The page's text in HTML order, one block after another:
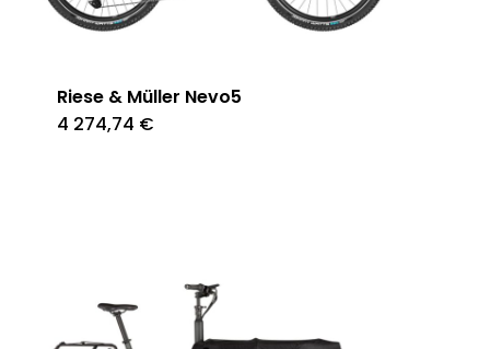
Riese & Müller Nevo5
4 274,74 €